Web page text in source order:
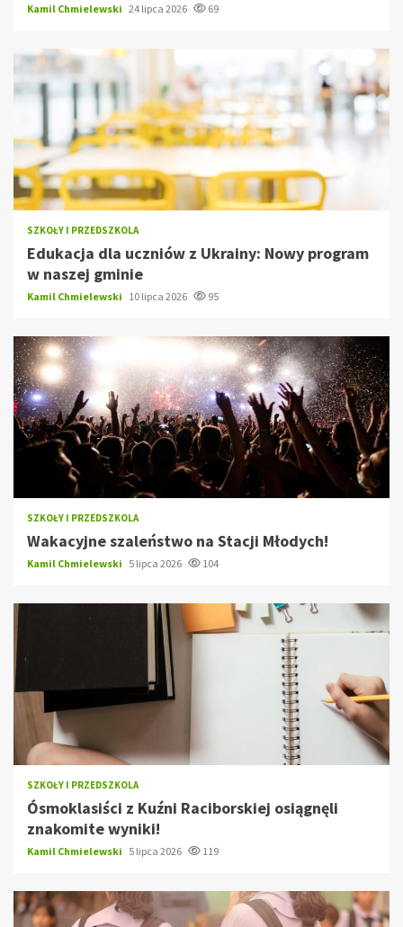
Kamil Chmielewski 24 lipca 2026 69
SZKOŁY I PRZEDSZKOLA
Edukacja dla uczniów z Ukrainy: Nowy program
w naszej gminie
Kamil Chmielewski 10 lipca 2026 95
SZKOŁY I PRZEDSZKOLA
Wakacyjne szaleństwo na Stacji Młodych!
Kamil Chmielewski 5 lipca 2026 104
SZKOŁY I PRZEDSZKOLA
Ósmoklasiści z Kuźni Raciborskiej osiągnęli
znakomite wyniki!
Kamil Chmielewski 5 lipca 2026 119